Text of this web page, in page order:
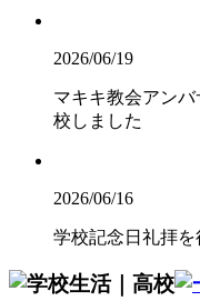
2026/06/19
マキキ教会アン
校しました
2026/06/16
学校記念日礼拝を